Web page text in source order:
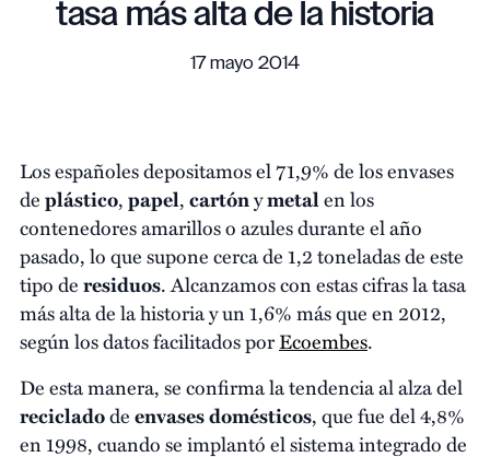
tasa más alta de la historia
17 mayo 2014
Los españoles depositamos el 71,9% de los envases
deplástico,papel,cartónymetalen los
contenedores amarillos o azules durante el año
pasado, lo que supone cerca de 1,2 toneladas de este
tipo deresiduos. Alcanzamos con estas cifras la tasa
más alta de la historia y un 1,6% más que en 2012,
según los datos facilitados porEcoembes.
De esta manera, se confirma la tendencia al alza del
recicladodeenvases domésticos, que fue del 4,8%
en 1998, cuando se implantó el sistema integrado de